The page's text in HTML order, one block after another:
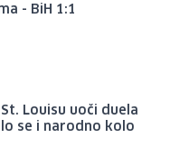
- BiH 1:1
Louisu uoči duela
se i narodno kolo